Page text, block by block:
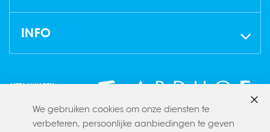
INFO
We gebruiken cookies om onze diensten te
verbeteren, persoonlijke aanbiedingen te geven